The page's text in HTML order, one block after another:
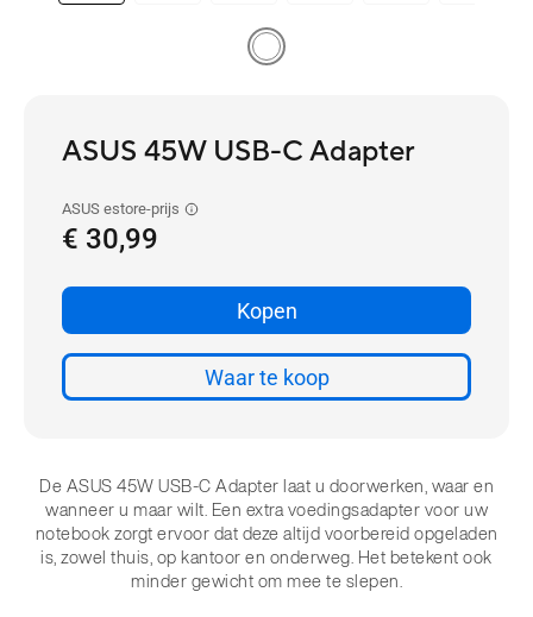
De ASUS 45W USB-C Adapter laat u doorwerken, waar en
wanneer u maar wilt. Een extra voedingsadapter voor uw
notebook zorgt ervoor dat deze altijd voorbereid opgeladen
is, zowel thuis, op kantoor en onderweg. Het betekent ook
minder gewicht om mee te slepen.